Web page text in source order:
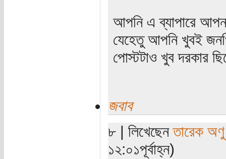
আপনি এ ব্যাপারে
যেহেতু আপনি খুবই
পোস্টটাও খুব দরকার
জবাব
৮ | লিখেছেনতারেক অণু
১২:০১পূর্বাহ্ন)